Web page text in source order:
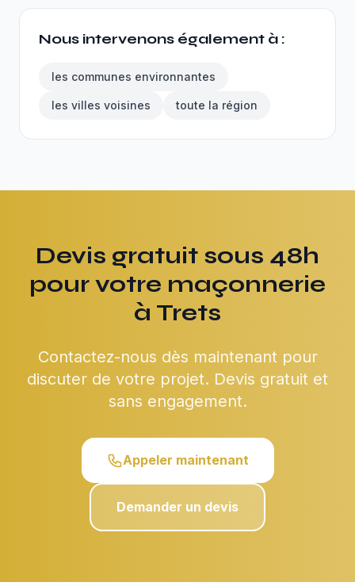
Nous intervenons également à :
les communes environnantes
les villes voisines toute la région
Devis gratuit sous 48h
pour votre maçonnerie
à Trets
Contactez-nous dès maintenant pour
discuter de votre projet. Devis gratuit et
sans engagement.
Appeler maintenant
Demander un devis